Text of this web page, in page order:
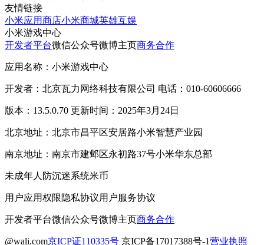
友情链接
小米应用商店小米商城英雄互娱
小米游戏中心
开发者平台微信公众号微博主页商务合作
应用名称：小米游戏中心
开发者：北京瓦力网络科技有限公司 电话：010-60606666
版本：13.5.0.70 更新时间：2025年3月24日
北京地址：北京市昌平区安居路小米智慧产业园
南京地址：南京市建邺区永初路37号小米华东总部
未成年人防沉迷系统米币
用户应用权限隐私协议用户服务协议
开发者平台微信公众号微博主页商务合作
@wali.com京ICP证110335号 京ICP备17017388号-1营业执照